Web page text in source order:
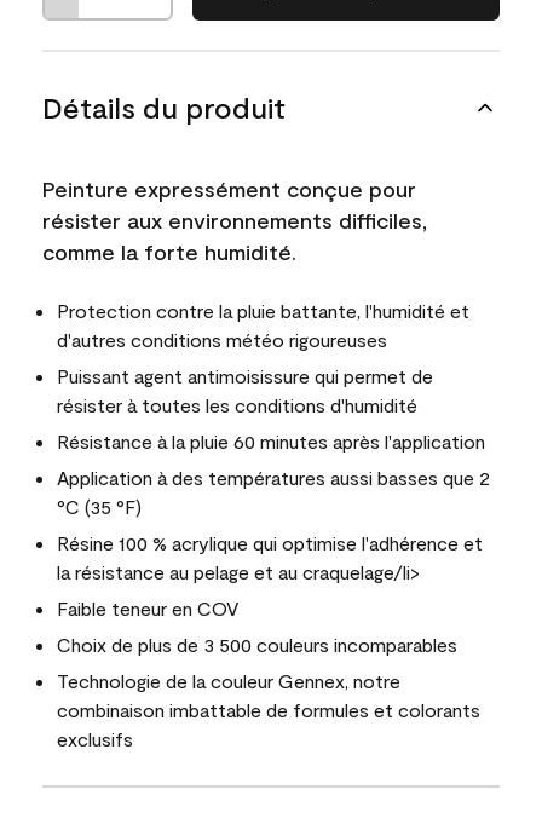
Détails du produit
Peinture expressément conçue pour
résister aux environnements difficiles,
comme la forte humidité.
Protection contre la pluie battante, l'humidité et
d'autres conditions météo rigoureuses
Puissant agent antimoisissure qui permet de
résister à toutes les conditions d'humidité
Résistance à la pluie 60 minutes après l'application
Application à des températures aussi basses que 2
°C (35 °F)
Résine 100 % acrylique qui optimise l'adhérence et
la résistance au pelage et au craquelage/li>
Faible teneur en COV
Choix de plus de 3 500 couleurs incomparables
Technologie de la couleur Gennex, notre
combinaison imbattable de formules et colorants
exclusifs